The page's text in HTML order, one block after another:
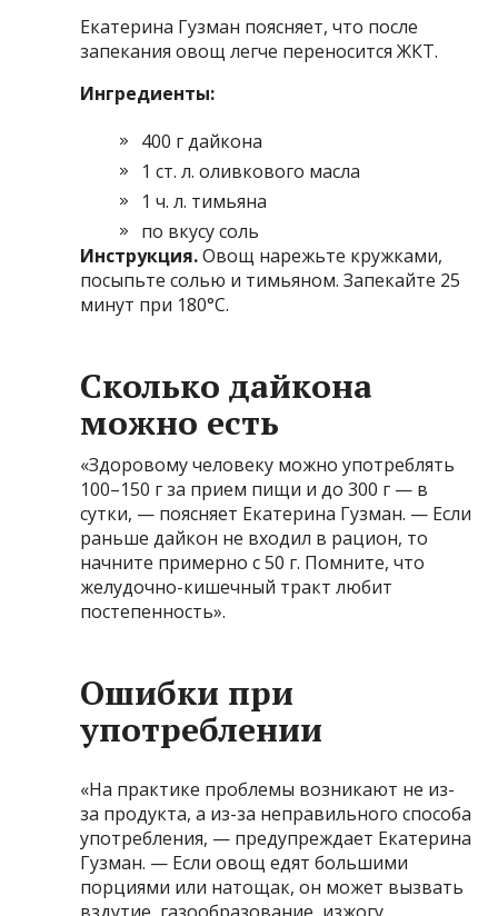
Екатерина Гузман поясняет, что после
запекания овощ легче переносится ЖКТ.
Ингредиенты:
400 г дайкона
1 ст. л. оливкового масла
1 ч. л. тимьяна
по вкусу соль
Инструкция.Овощ нарежьте кружками,
посыпьте солью и тимьяном. Запекайте 25
минут при 180°C.
Сколько дайкона
можно есть
«Здоровому человеку можно употреблять
100–150 г за прием пищи и до 300 г — в
сутки, — поясняет Екатерина Гузман. — Если
раньше дайкон не входил в рацион, то
начните примерно с 50 г. Помните, что
желудочно-кишечный тракт любит
постепенность».
Ошибки при
употреблении
«На практике проблемы возникают не из-
за продукта, а из-за неправильного способа
употребления, — предупреждает Екатерина
Гузман. — Если овощ едят большими
порциями или натощак, он может вызвать